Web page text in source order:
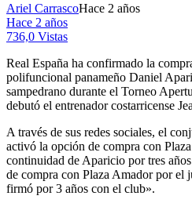
Ariel CarrascoHace 2 años
Hace 2 años
736,0 Vistas
Real España ha confirmado la
polifuncional panameño Daniel
sampedrano durante el Torneo
debutó el entrenador costarricense
A través de sus redes sociales, el
activó la opción de compra con
continuidad de Aparicio por tres
de compra con Plaza Amador por
firmó por 3 años con el club».